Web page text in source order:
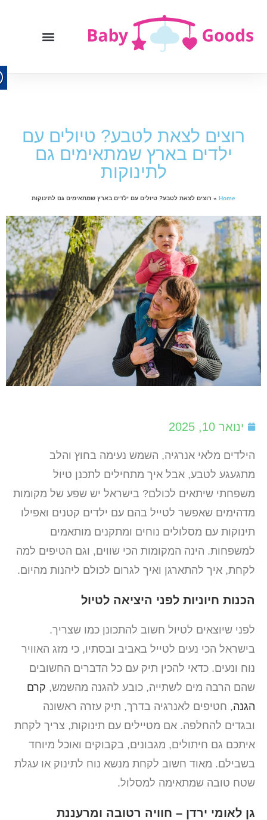
רוצים לצאת לטבע? טיולים עם
ילדים בארץ שמתאימים גם
לתינוקות
Home
»רוצים לצאת לטבע? טיולים עם ילדים בארץ שמתאימים גם לתינוקות
ינואר 10, 2025
הילדים מלאי אנרגיה, השמש נעימה בחוץ והלב
מתגעגע לטבע, אבל איך מתחילים לתכנן טיול
משפחתי שיתאים לכולם? בישראל יש שפע של מקומות
מדהימים שאפשר לטייל בהם עם ילדים קטנים ואפילו
תינוקות עם מסלולים נוחים ומתקנים מותאמים
למשפחות. הינה המקומות הכי שווים, וגם הטיפים למה
לקחת, איך להתארגן ואיך לגרום לכולם ליהנות מהיום.
הכנות חיוניות לפני היציאה לטיול
לפני שיוצאים לטיול חשוב להתכונן כמו שצריך.
בישראל הכי נעים לטייל באביב ובסתיו, כי מזג האוויר
נוח ונעים. כדאי להכין תיק עם כל הדברים החשובים
שהם הרבה מים לשתייה, כובע להגנה מהשמש,קרם
הגנה, חטיפים לאנרגיה בדרך, תיק עזרה ראשונה
ובגדים להחלפה. אם מטיילים עם תינוקות, צריך לקחת
איתכם גם חיתולים, מגבונים, בקבוקים ואוכל מיוחד
בשבילם. מאוד חשוב לקחת מנשא נוח לתינוק או עגלת
שטח טובה שמתאימה למסלול.
גן לאומי ירדן – חוויה רטובה ומרעננת